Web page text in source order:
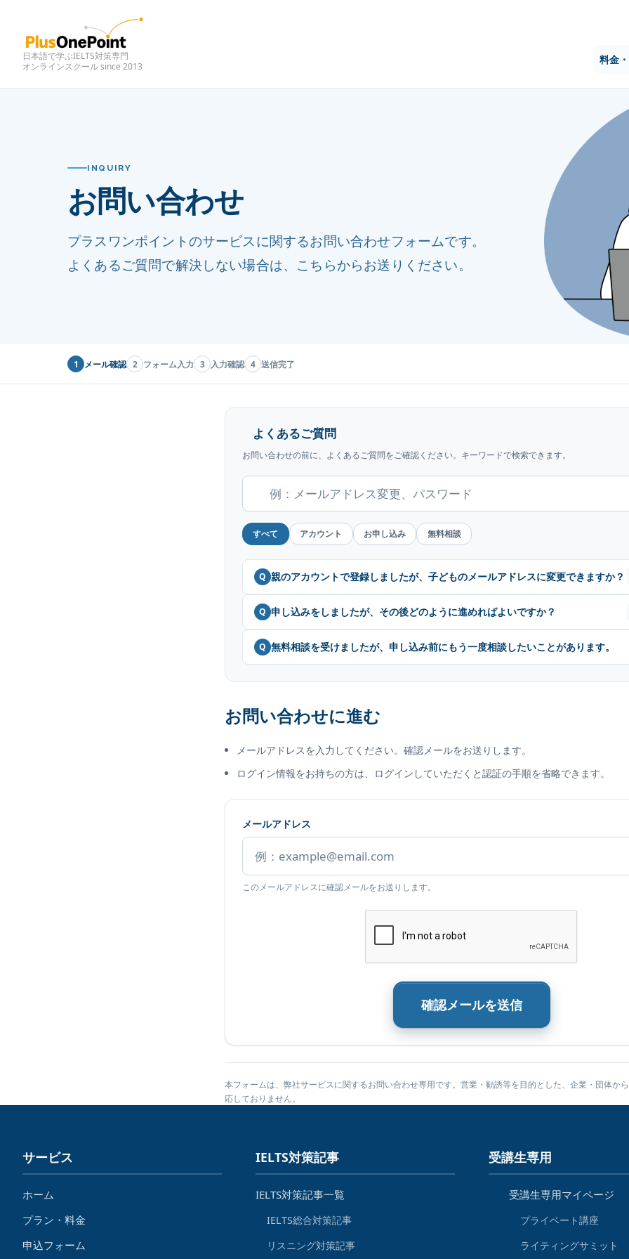
日本語で学ぶIELTS対策専門
オンラインスクール since 2013
料金
INQUIRY
お問い合わせ
プラスワンポイントのサービスに関するお問い合わせフォームです。
よくあるご質問で解決しない場合は、こちらからお送りください。
1 メール確認 2 フォーム入力 3 入力確認 4 送信完了
よくあるご質問
お問い合わせの前に、よくあるご質問をご確認ください。キーワードで検索できます。
すべて アカウント お申し込み 無料相談
Q 親のアカウントで登録しましたが、子どものメールアドレスに変更できますか？
Q 申し込みをしましたが、その後どのように進めればよいですか？
Q 無料相談を受けましたが、申し込み前にもう一度相談したいことがあります。
お問い合わせに進む
メールアドレスを入力してください。確認メールをお送りします。
ログイン情報をお持ちの方は、ログインしていただくと認証の手順を省略できます。
メールアドレス
このメールアドレスに確認メールをお送りします。
確認メールを送信
本フォームは、弊社サービスに関するお問い合わせ専用です。営業・勧誘等を目的とした、企業・団体か
応しておりません。
サービス
ホーム
プラン・料金
申込フォーム
IELTS対策記事
IELTS対策記事一覧
IELTS総合対策記事
リスニング対策記事
受講生専用
受講生専用マイページ
プライベート講座
ライティングサミット